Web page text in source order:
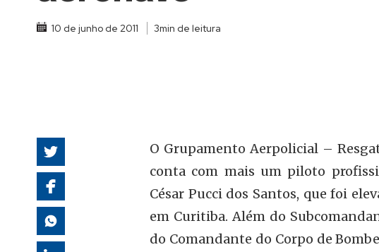
10 de junho de 2011 3min de leitura
O Grupamento Aerpolicial –
conta com mais um piloto
César Pucci dos Santos, que foi
em Curitiba. Além do
do Comandante do Corpo de